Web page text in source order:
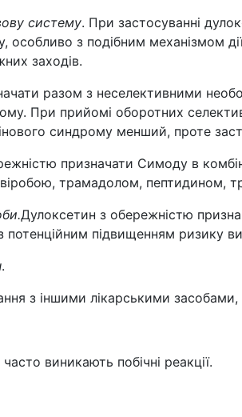
систему. При застосуванні
з подібним механізмом
заходів.
разом з неселективними
При прийомі оборотних
синдрому менший, проте
призначати Симоду в
трамадолом, пептидином,
Дулоксетин з обережністю
підвищенням ризику
.
з іншими лікарськими
виникають побічні реакції.